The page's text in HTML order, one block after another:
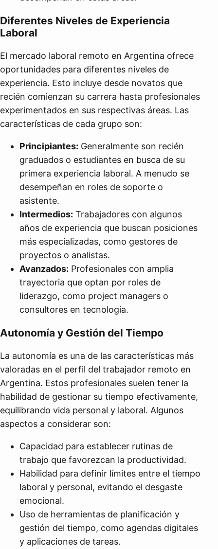
Diferentes Niveles de Experiencia
Laboral
El mercado laboral remoto en Argentina ofrece
oportunidades para diferentes niveles de
experiencia. Esto incluye desde novatos que
recién comienzan su carrera hasta profesionales
experimentados en sus respectivas áreas. Las
características de cada grupo son:
Principiantes: Generalmente son recién
graduados o estudiantes en busca de su
primera experiencia laboral. A menudo se
desempeñan en roles de soporte o
asistente.
Intermedios: Trabajadores con algunos
años de experiencia que buscan posiciones
más especializadas, como gestores de
proyectos o analistas.
Avanzados: Profesionales con amplia
trayectoria que optan por roles de
liderazgo, como project managers o
consultores en tecnología.
Autonomía y Gestión del Tiempo
La autonomía es una de las características más
valoradas en el perfil del trabajador remoto en
Argentina. Estos profesionales suelen tener la
habilidad de gestionar su tiempo efectivamente,
equilibrando vida personal y laboral. Algunos
aspectos a considerar son:
Capacidad para establecer rutinas de
trabajo que favorezcan la productividad.
Habilidad para definir límites entre el tiempo
laboral y personal, evitando el desgaste
emocional.
Uso de herramientas de planificación y
gestión del tiempo, como agendas digitales
y aplicaciones de tareas.